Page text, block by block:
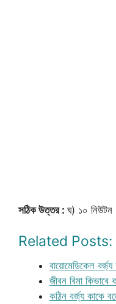
সঠিক উত্তর : ঘ) ১০ নিউটন
Related Posts:
বায়োমেডিকেল
জীবন বিমা কিভাবে
কঠিন বর্জ্য কাকে